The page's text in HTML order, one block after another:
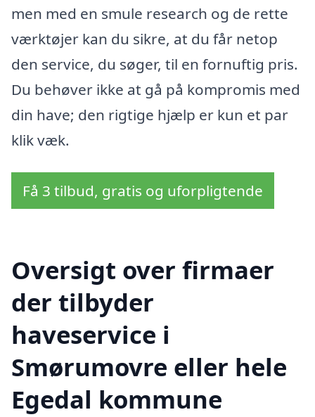
men med en smule research og de rette
værktøjer kan du sikre, at du får netop
den service, du søger, til en fornuftig pris.
Du behøver ikke at gå på kompromis med
din have; den rigtige hjælp er kun et par
klik væk.
Få 3 tilbud, gratis og uforpligtende
Oversigt over firmaer
der tilbyder
haveservice i
Smørumovre eller hele
Egedal kommune